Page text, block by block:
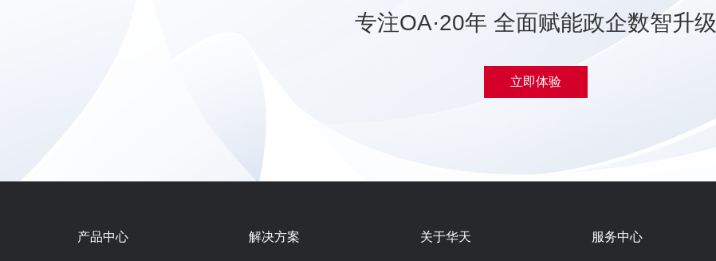
专注OA·20年 全面赋能政企数智升级
立即体验
产品中心 解决方案 关于华天 服务中心